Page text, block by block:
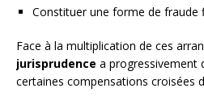
Constituer une forme de fraude
Face à la multiplication de ces
jurisprudence a progressivement
certaines compensations croisées